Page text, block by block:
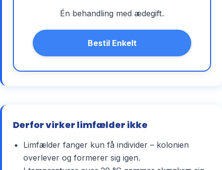
Én behandling med ædegift.
Bestil Enkelt
Derfor virker limfælder ikke
Limfælder fanger kun få individer – kolonien
overlever og formerer sig igen.